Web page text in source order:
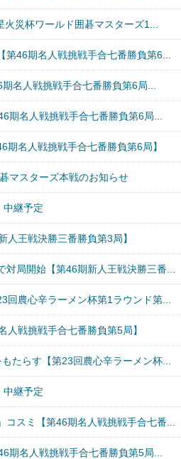
災杯ワールド囲碁マスターズ1...
46期名人戦挑戦手合七番勝負第6...
名人戦挑戦手合七番勝負第6局...
期名人戦挑戦手合七番勝負第6局...
期名人戦挑戦手合七番勝負第6局】
マスターズ本戦のお知らせ
中継予定
人王戦決勝三番勝負第3局】
局開始【第46期新人王戦決勝三番...
回農心辛ラーメン杯第1ラウンド第...
人戦挑戦手合七番勝負第5局】
たらす【第23回農心辛ラーメン杯...
中継予定
スミ【第46期名人戦挑戦手合七番...
期名人戦挑戦手合七番勝負第5局...